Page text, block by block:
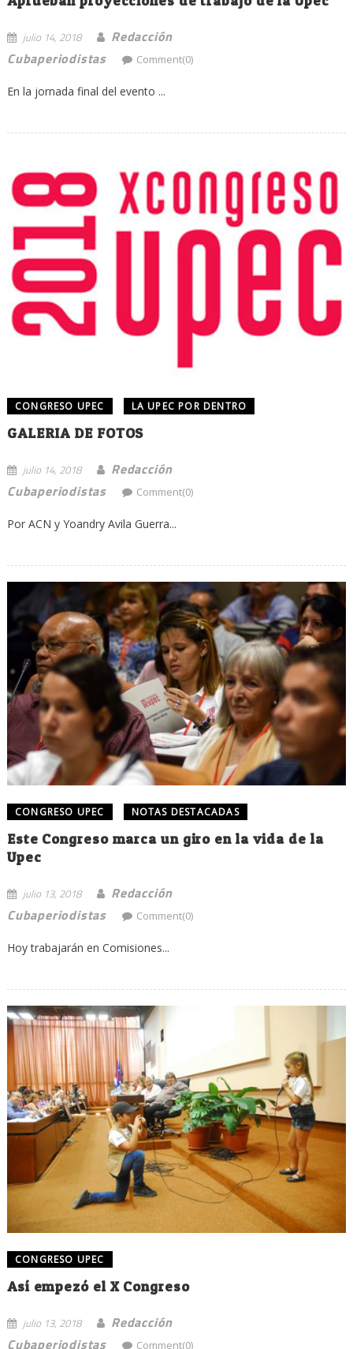
julio 14, 2018
Redacción
Cubaperiodistas
Comment(0)
En la jornada final del evento ...
CONGRESO UPEC LA UPEC POR DENTRO
GALERIA DE FOTOS
julio 14, 2018
Redacción
Cubaperiodistas
Comment(0)
Por ACN y Yoandry Avila Guerra...
CONGRESO UPEC NOTAS DESTACADAS
Este Congreso marca un giro en la vida de la
Upec
julio 13, 2018
Redacción
Cubaperiodistas
Comment(0)
Hoy trabajarán en Comisiones...
CONGRESO UPEC
Así empezó el X Congreso
julio 13, 2018
Redacción
Cubaperiodistas
Comment(0)